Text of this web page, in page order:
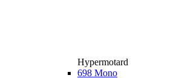
Hypermotard
698 Mono